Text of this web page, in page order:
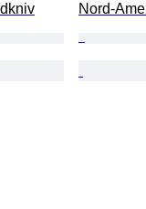
Nord-